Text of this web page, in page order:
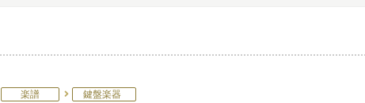
楽譜 鍵盤楽器